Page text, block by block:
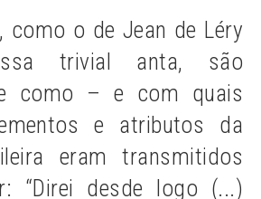
como o de Jean de Léry
trivial anta, são
como – e com quais
e atributos da
eram transmitidos
“Direi desde logo (...)